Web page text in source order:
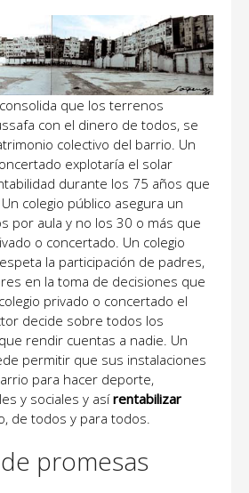
que los terrenos
con el dinero de todos, se
colectivo del barrio. Un
explotaría el solar
durante los 75 años que
colegio público asegura un
por aula y no los 30 o más que
o concertado. Un colegio
la participación de padres,
en la toma de decisiones que
privado o concertado el
decide sobre todos los
rendir cuentas a nadie. Un
permitir que sus instalaciones
para hacer deporte,
y sociales y asírentabilizar
de todos y para todos.
promesas